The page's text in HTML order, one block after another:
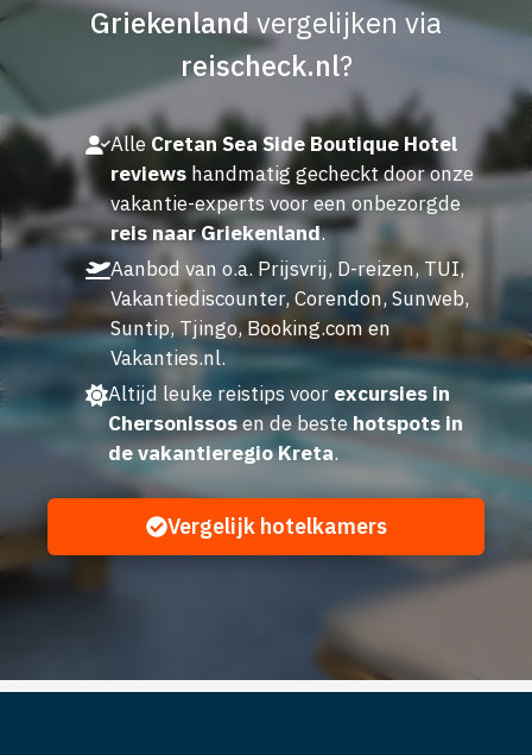
Griekenlandvergelijken via
reischeck.nl?
AlleCretan Sea Side Boutique Hotel
reviewshandmatig gecheckt door onze
vakantie-experts voor een onbezorgde
reis naar Griekenland.
Aanbod van o.a. Prijsvrij, D-reizen, TUI,
Vakantiediscounter, Corendon, Sunweb,
Suntip, Tjingo, Booking.com en
Vakanties.nl.
Altijd leuke reistips voor excursies in
Chersonissosen de bestehotspots in
de vakantieregio Kreta.
Vergelijk hotelkamers